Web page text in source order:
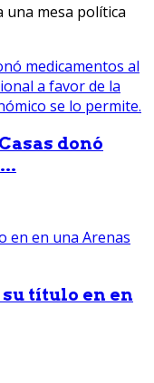
una mesa política
donó
título en en